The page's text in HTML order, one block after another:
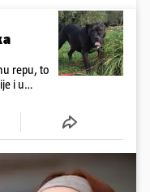
repu, to
i u